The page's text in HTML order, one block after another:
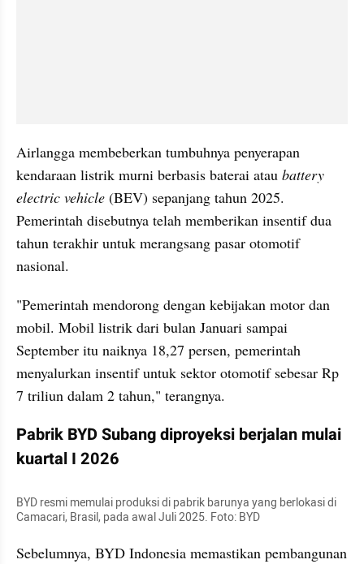
Airlangga membeberkan tumbuhnya penyerapan
kendaraan listrik murni berbasis baterai atau battery
electric vehicle (BEV) sepanjang tahun 2025.
Pemerintah disebutnya telah memberikan insentif dua
tahun terakhir untuk merangsang pasar otomotif
nasional.
"Pemerintah mendorong dengan kebijakan motor dan
mobil. Mobil listrik dari bulan Januari sampai
September itu naiknya 18,27 persen, pemerintah
menyalurkan insentif untuk sektor otomotif sebesar Rp
7 triliun dalam 2 tahun," terangnya.
Pabrik BYD Subang diproyeksi berjalan mulai
kuartal I 2026
BYD resmi memulai produksi di pabrik barunya yang berlokasi di
Camacari, Brasil, pada awal Juli 2025. Foto: BYD
Sebelumnya, BYD Indonesia memastikan pembangunan